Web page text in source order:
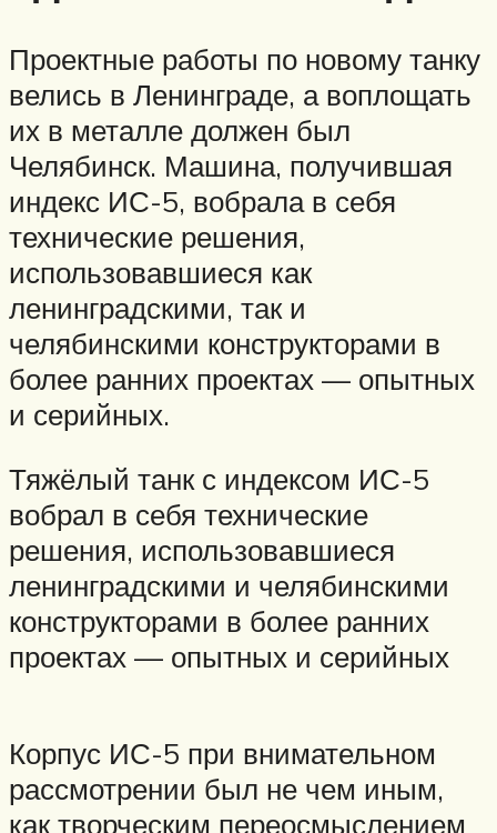
Проектные работы по новому танку
велись в Ленинграде, а воплощать
их в металле должен был
Челябинск. Машина, получившая
индекс ИС-5, вобрала в себя
технические решения,
использовавшиеся как
ленинградскими, так и
челябинскими конструкторами в
более ранних проектах — опытных
и серийных.
Тяжёлый танк с индексом ИС-5
вобрал в себя технические
решения, использовавшиеся
ленинградскими и челябинскими
конструкторами в более ранних
проектах — опытных и серийных
Корпус ИС-5 при внимательном
рассмотрении был не чем иным,
как творческим переосмыслением